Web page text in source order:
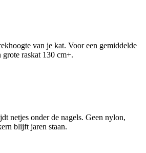
van je kat. Voor een gemiddelde
raskat 130 cm+.
netjes onder de nagels. Geen nylon,
blijft jaren staan.